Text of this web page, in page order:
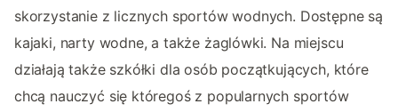
skorzystanie z licznych sportów wodnych. Dostępne są
kajaki, narty wodne, a także żaglówki. Na miejscu
działają także szkółki dla osób początkujących, które
chcą nauczyć się któregoś z popularnych sportów